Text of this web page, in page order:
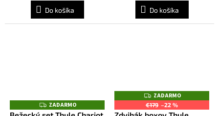
Do košíka Do košíka
Z
A
ZADARMO
Z
A
D
ZADARMO
€179 –22 %